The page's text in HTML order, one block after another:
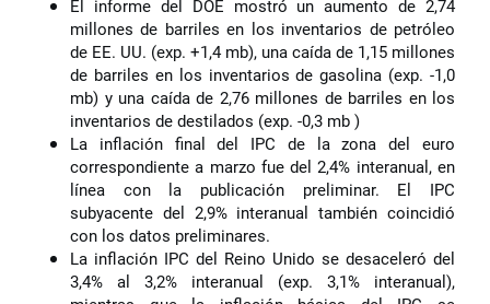
El informe del DOE mostró un aumento de 2,74
millones de barriles en los inventarios de petróleo
de EE. UU. (exp. +1,4 mb), una caída de 1,15 millones
de barriles en los inventarios de gasolina (exp. -1,0
mb) y una caída de 2,76 millones de barriles en los
inventarios de destilados (exp. -0,3 mb )
La inflación final del IPC de la zona del euro
correspondiente a marzo fue del 2,4% interanual, en
línea con la publicación preliminar. El IPC
subyacente del 2,9% interanual también coincidió
con los datos preliminares.
La inflación IPC del Reino Unido se desaceleró del
3,4% al 3,2% interanual (exp. 3,1% interanual),